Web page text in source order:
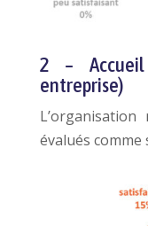
2 –
entreprise)
évalués comme